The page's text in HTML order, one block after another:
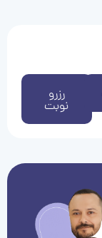
رزرو
نوبت